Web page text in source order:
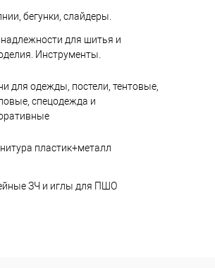
бегунки, слайдеры.
для шитья и
Инструменты.
для одежды, постели, тентовые,
спецодежда и
пластик+металл
ЗЧ и иглы для ПШО